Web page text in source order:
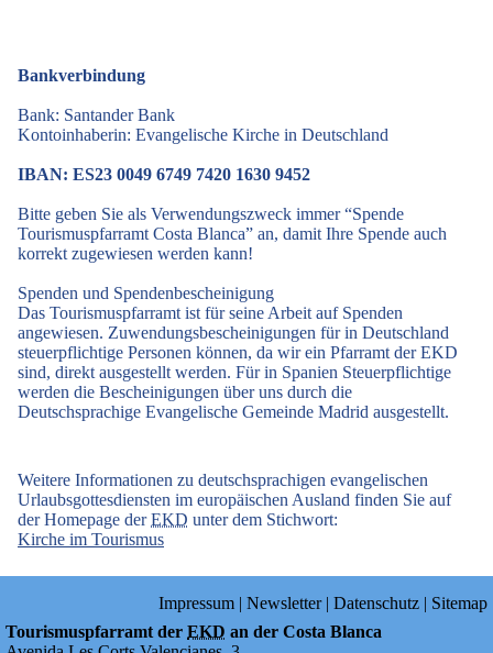
Bankverbindung
Bank: Santander Bank
Kontoinhaberin: Evangelische Kirche in Deutschland
IBAN: ES23 0049 6749 7420 1630 9452
Bitte geben Sie als Verwendungszweck immer “Spende
Tourismuspfarramt Costa Blanca” an, damit Ihre Spende auch
korrekt zugewiesen werden kann!
Spenden und Spendenbescheinigung
Das Tourismuspfarramt ist für seine Arbeit auf Spenden
angewiesen. Zuwendungsbescheinigungen für in Deutschland
steuerpflichtige Personen können, da wir ein Pfarramt der EKD
sind, direkt ausgestellt werden. Für in Spanien Steuerpflichtige
werden die Bescheinigungen über uns durch die
Deutschsprachige Evangelische Gemeinde Madrid ausgestellt.
Weitere Informationen zu deutschsprachigen evangelischen
Urlaubsgottesdiensten im europäischen Ausland finden Sie auf
der Homepage derEKD unter dem Stichwort:
Kirche im Tourismus
Impressum | Newsletter| Datenschutz | Sitemap
Tourismuspfarramt der EKD an der Costa Blanca